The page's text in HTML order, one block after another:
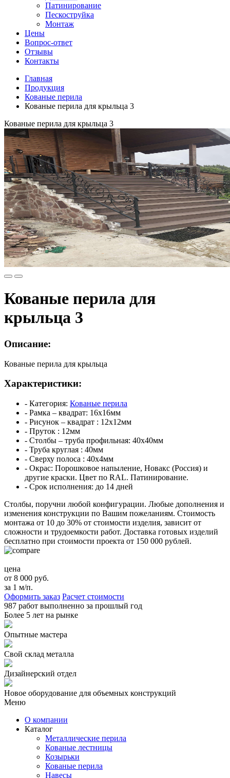
Патинирование
Пескоструйка
Монтаж
Цены
Вопрос-ответ
Отзывы
Контакты
Главная
Продукция
Кованые перила
Кованые перила для крыльца 3
Кованые перила для крыльца 3
Кованые перила для
крыльца 3
Описание:
Кованые перила для крыльца
Характеристики:
- Категория: Кованые перила
- Рамка – квадрат: 16х16мм
- Рисунок – квадрат : 12х12мм
- Пруток : 12мм
- Столбы – труба профильная: 40х40мм
- Труба круглая : 40мм
- Сверху полоса : 40х4мм
- Окрас: Порошковое напыление, Новакс (Россия) и
другие краски. Цвет по RAL. Патинирование.
- Срок исполнения: до 14 дней
Столбы, поручни любой конфигурации. Любые дополнения и
изменения конструкции по Вашим пожеланиям. Стоимость
монтажа от 10 до 30% от стоимости изделия, зависит от
сложности и трудоемкости работ. Доставка готовых изделий
бесплатно при стоимости проекта от 150 000 рублей.
цена
от 8 000 руб.
за 1 м/п.
Оформить заказ Расчет стоимости
987 работ выполненно за прошлый год
Более 5 лет на рынке
Опытные мастера
Свой склад металла
Дизайнерский отдел
Новое оборудование для объемных конструкций
Меню
О компании
Каталог
Металлические перила
Кованые лестницы
Козырьки
Кованые перила
Навесы